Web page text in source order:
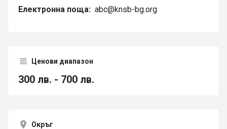
Електронна поща: abc@knsb-bg.org
Ценови диапазон
300 лв. - 700 лв.
Окръг